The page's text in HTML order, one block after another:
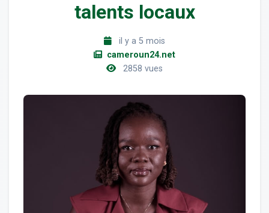
talents locaux
il y a 5 mois
cameroun24.net
2858 vues